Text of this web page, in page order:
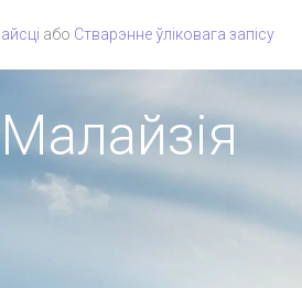
або Стварэнне ўліковага запісу